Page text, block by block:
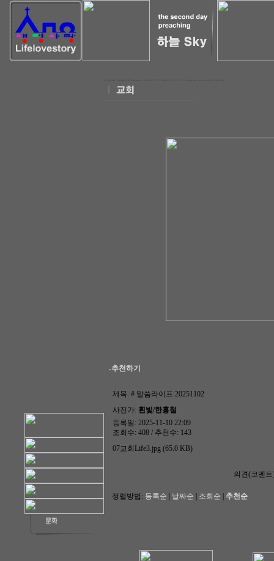
-추천하기
제목: # 말씀라이프 20251102
사진가: 흰빛/한홍철
등록일: 2025-11-10 22:09
조회수: 408 / 추천수: 143
07교회Life3.jpg (65.0 KB)
의견(코멘
정렬방법: 등록순 날짜순 조회순 추천순